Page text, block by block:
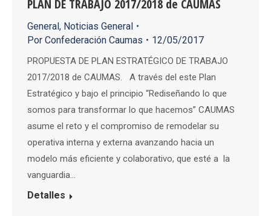
PLAN DE TRABAJO 2017/2018 de CAUMAS
General, Noticias General
Por Confederación Caumas 12/05/2017
PROPUESTA DE PLAN ESTRATÉGICO DE TRABAJO
2017/2018 de CAUMAS. A través del este Plan
Estratégico y bajo el principio “Rediseñando lo que
somos para transformar lo que hacemos” CAUMAS
asume el reto y el compromiso de remodelar su
operativa interna y externa avanzando hacia un
modelo más eficiente y colaborativo, que esté a la
vanguardia…
Detalles